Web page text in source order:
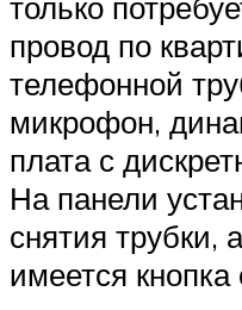
провод по
телефонной
микрофон,
плата с
На панели
снятия трубки,
имеется